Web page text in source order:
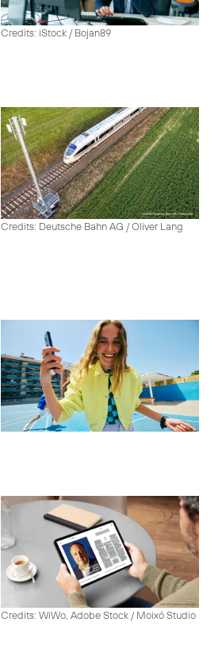
Credits: iStock / Bojan89
Credits: Deutsche Bahn AG / Oliver Lang
Credits: WiWo, Adobe Stock / Moixó Studio